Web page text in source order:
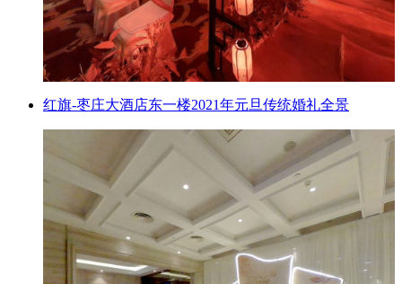
红旗-枣庄大酒店东一楼2021年元旦传统婚礼全景